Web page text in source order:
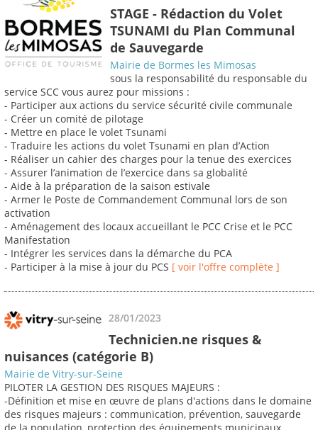
STAGE - Rédaction du Volet
TSUNAMI du Plan Communal
de Sauvegarde
Mairie de Bormes les Mimosas
sous la responsabilité du responsable du
service SCC vous aurez pour missions :
- Participer aux actions du service sécurité civile communale
- Créer un comité de pilotage
- Mettre en place le volet Tsunami
- Traduire les actions du volet Tsunami en plan d’Action
- Réaliser un cahier des charges pour la tenue des exercices
- Assurer l’animation de l’exercice dans sa globalité
- Aide à la préparation de la saison estivale
- Armer le Poste de Commandement Communal lors de son
activation
- Aménagement des locaux accueillant le PCC Crise et le PCC
Manifestation
- Intégrer les services dans la démarche du PCA
- Participer à la mise à jour du PCS [ voir l'offre complète ]
28/01/2023
Technicien.ne risques &
nuisances (catégorie B)
Mairie de Vitry-sur-Seine
PILOTER LA GESTION DES RISQUES MAJEURS :
-Définition et mise en œuvre de plans d'actions dans le domaine
des risques majeurs : communication, prévention, sauvegarde